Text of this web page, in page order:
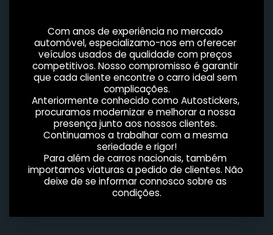
Com anos de experiência no mercado
automóvel, especializamo-nos em oferecer
veículos usados de qualidade com preços
competitivos. Nosso compromisso é garantir
que cada cliente encontre o carro ideal sem
complicações.
Anteriormente conhecido como Autostickers,
procuramos modernizar e melhorar a nossa
presença junto aos nossos clientes.
Continuamos a trabalhar com a mesma
seriedade e rigor!
Para além de carros nacionais, também
importamos viaturas a pedido de clientes. Não
deixe de se informar connosco sobre as
condições.